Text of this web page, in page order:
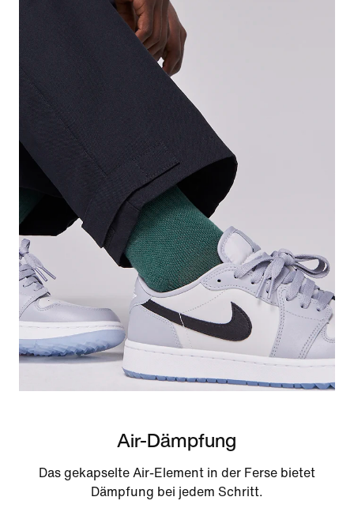
Air-Dämpfung
Das gekapselte Air-Element in der Ferse bietet
Dämpfung bei jedem Schritt.